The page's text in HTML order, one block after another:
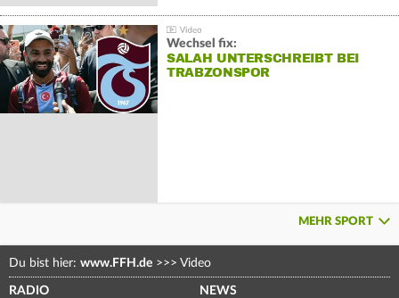
Wechsel fix:
SALAH UNTERSCHREIBT BEI
TRABZONSPOR
MEHR SPORT
Du bist hier: www.FFH.de >>> Video
RADIO NEWS